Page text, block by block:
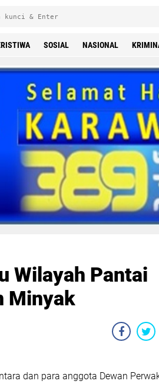
SOSIAL NASIONAL
Wilayah Pantai
Minyak
dan para anggota Dewan